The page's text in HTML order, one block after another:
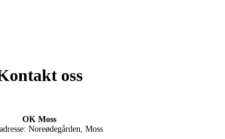
oss
OK Moss
Noreødegården, Moss